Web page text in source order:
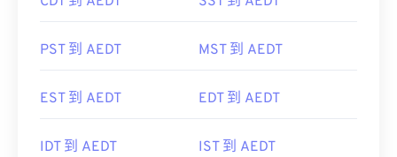
PST 到 AEDT MST 到 AEDT
EST 到 AEDT EDT 到 AEDT
IDT 到 AEDT IST 到 AEDT